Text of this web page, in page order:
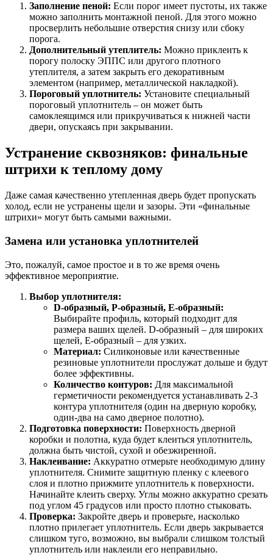
Заполнение пеной: Если порог имеет пустоты, их также
можно заполнить монтажной пеной. Для этого можно
просверлить небольшие отверстия снизу или сбоку
порога.
Дополнительный утеплитель: Можно приклеить к
порогу полоску ЭППС или другого плотного
утеплителя, а затем закрыть его декоративным
элементом (например, металлической накладкой).
Пороговый уплотнитель: Установите специальный
пороговый уплотнитель – он может быть
самоклеящимся или прикручиваться к нижней части
двери, опускаясь при закрывании.
Устранение сквозняков: финальные
штрихи к теплому дому
Даже самая качественно утепленная дверь будет пропускать
холод, если не устранены щели и зазоры. Эти «финальные
штрихи» могут быть самыми важными.
Замена или установка уплотнителей
Это, пожалуй, самое простое и в то же время очень
эффективное мероприятие.
Выбор уплотнителя:
D-образный, P-образный, E-образный:
Выбирайте профиль, который подходит для
размера ваших щелей. D-образный – для широких
щелей, E-образный – для узких.
Материал: Силиконовые или качественные
резиновые уплотнители прослужат дольше и будут
более эффективны.
Количество контуров: Для максимальной
герметичности рекомендуется устанавливать 2-3
контура уплотнителя (один на дверную коробку,
один-два на само дверное полотно).
Подготовка поверхности: Поверхность дверной
коробки и полотна, куда будет клеиться уплотнитель,
должна быть чистой, сухой и обезжиренной.
Наклеивание: Аккуратно отмерьте необходимую длину
уплотнителя. Снимите защитную пленку с клеевого
слоя и плотно прижмите уплотнитель к поверхности.
Начинайте клеить сверху. Углы можно аккуратно срезать
под углом 45 градусов или просто плотно стыковать.
Проверка: Закройте дверь и проверьте, насколько
плотно прилегает уплотнитель. Если дверь закрывается
слишком туго, возможно, вы выбрали слишком толстый
уплотнитель или наклеили его неправильно.